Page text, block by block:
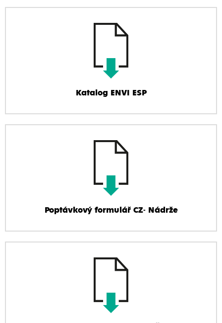
Katalog ENVI ESP
Poptávkový formulář CZ- Nádrže